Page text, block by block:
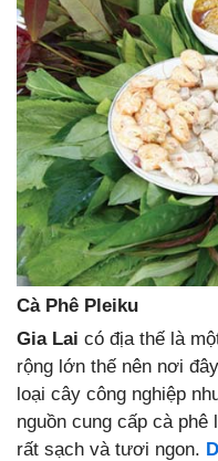
Cà Phê Pleiku
Gia Lai có địa thế là
rộng lớn thế nên nơi
loại cây công nghiệp
nguồn cung cấp cà
rất sạch và tươi ngon.